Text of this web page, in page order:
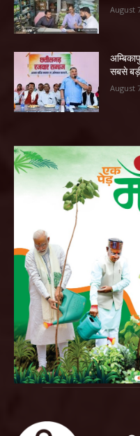
August
सबसे
August